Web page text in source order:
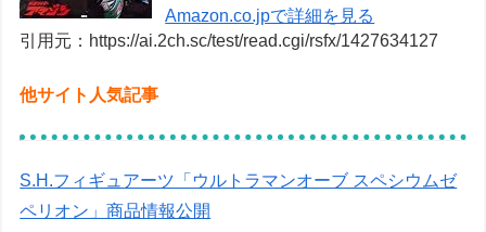
Amazon.co.jpで詳細を見る
引用元：https://ai.2ch.sc/test/read.cgi/rsfx/1427634127
他サイト人気記事
S.H.フィギュアーツ「ウルトラマンオーブ スペシウムゼ
ペリオン」商品情報公開